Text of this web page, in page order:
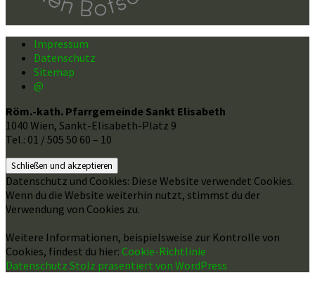
Impressum
Datenschutz
Sitemap
@
Röm.-kath. Pfarrgemeinde Sankt Elisabeth
1040 Wien, Sankt-Elisabeth-Platz 9
Tel.: 01 / 505 50 60 – 10
Datenschutz und Cookies: Diese Website verwendet Cookies.
Wenn du die Website weiterhin nutzt, stimmst du der
Verwendung von Cookies zu.
Weitere Informationen, beispielsweise zur Kontrolle von
Cookies, findest du hier: Cookie-Richtlinie
Datenschutz Stolz präsentiert von WordPress